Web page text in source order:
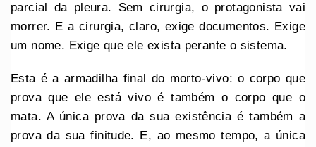
parcial da pleura. Sem cirurgia, o protagonista vai
morrer. E a cirurgia, claro, exige documentos. Exige
um nome. Exige que ele exista perante o sistema.
Esta é a armadilha final do morto-vivo: o corpo que
prova que ele está vivo é também o corpo que o
mata. A única prova da sua existência é também a
prova da sua finitude. E, ao mesmo tempo, a única